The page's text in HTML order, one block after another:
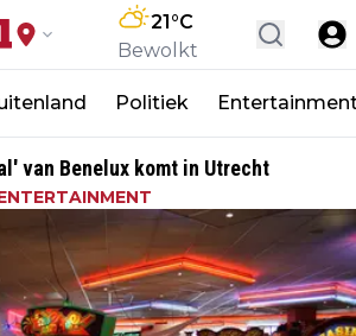
21°C
Bewolkt
Politiek
van Benelux komt in Utrecht